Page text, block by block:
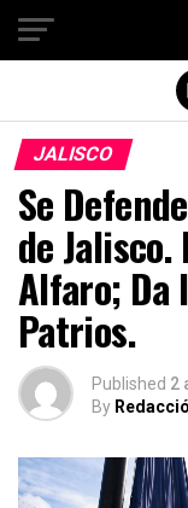
JALISCO
Se
de
Alfaro; Da
Patrios.
Published 2
By